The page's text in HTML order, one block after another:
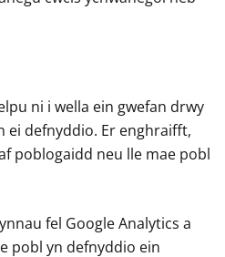
ni i wella ein gwefan drwy
ei defnyddio. Er enghraifft,
poblogaidd neu lle mae pobl
fel Google Analytics a
pobl yn defnyddio ein